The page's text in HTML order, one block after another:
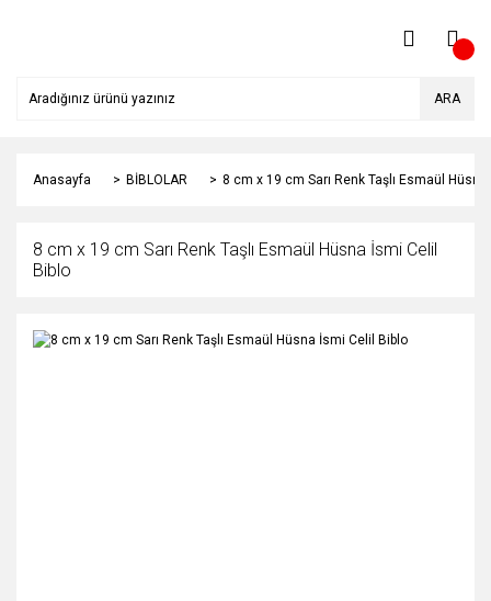
ARA
Anasayfa BİBLOLAR 8 cm x 19 cm Sarı Renk Taşlı Esmaül
8 cm x 19 cm Sarı Renk Taşlı Esmaül Hüsna İsmi Celil
Biblo